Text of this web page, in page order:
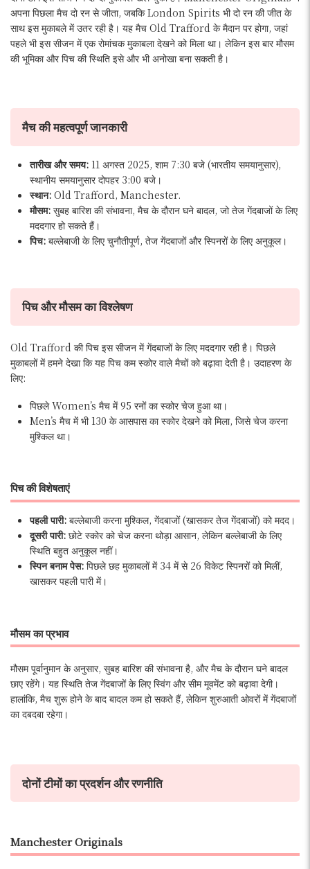
अपना पिछला मैच दो रन से जीता, जबकि London Spirits भी दो रन की जीत के
साथ इस मुकाबले में उतर रही है। यह मैच Old Trafford के मैदान पर होगा, जहां
पहले भी इस सीजन में एक रोमांचक मुकाबला देखने को मिला था। लेकिन इस बार मौसम
की भूमिका और पिच की स्थिति इसे और भी अनोखा बना सकती है।
मैच की महत्वपूर्ण जानकारी
तारीख और समय: 11 अगस्त 2025, शाम 7:30 बजे (भारतीय समयानुसार),
स्थानीय समयानुसार दोपहर 3:00 बजे।
स्थान: Old Trafford, Manchester.
मौसम: सुबह बारिश की संभावना, मैच के दौरान घने बादल, जो तेज गेंदबाजों के लिए
मददगार हो सकते हैं।
पिच: बल्लेबाजी के लिए चुनौतीपूर्ण, तेज गेंदबाजों और स्पिनरों के लिए अनुकूल।
पिच और मौसम का विश्लेषण
Old Trafford की पिच इस सीजन में गेंदबाजों के लिए मददगार रही है। पिछले
मुकाबलों में हमने देखा कि यह पिच कम स्कोर वाले मैचों को बढ़ावा देती है। उदाहरण के
लिए:
पिछले Women’s मैच में 95 रनों का स्कोर चेज हुआ था।
Men’s मैच में भी 130 के आसपास का स्कोर देखने को मिला, जिसे चेज करना
मुश्किल था।
पिच की विशेषताएं
पहली पारी: बल्लेबाजी करना मुश्किल, गेंदबाजों (खासकर तेज गेंदबाजों) को मदद।
दूसरी पारी: छोटे स्कोर को चेज करना थोड़ा आसान, लेकिन बल्लेबाजी के लिए
स्थिति बहुत अनुकूल नहीं।
स्पिन बनाम पेस: पिछले छह मुकाबलों में 34 में से 26 विकेट स्पिनरों को मिलीं,
खासकर पहली पारी में।
मौसम का प्रभाव
मौसम पूर्वानुमान के अनुसार, सुबह बारिश की संभावना है, और मैच के दौरान घने बादल
छाए रहेंगे। यह स्थिति तेज गेंदबाजों के लिए स्विंग और सीम मूवमेंट को बढ़ावा देगी।
हालांकि, मैच शुरू होने के बाद बादल कम हो सकते हैं, लेकिन शुरुआती ओवरों में गेंदबाजों
का दबदबा रहेगा।
दोनों टीमों का प्रदर्शन और रणनीति
Manchester Originals